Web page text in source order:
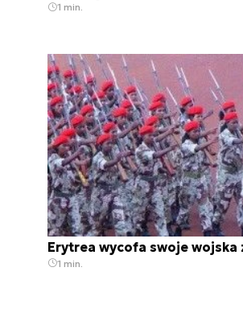
1 min.
Erytrea wycofa swoje wojska
1 min.